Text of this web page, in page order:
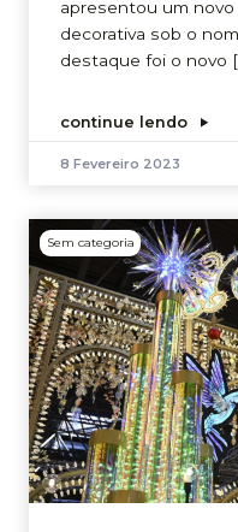
apresentou um
decorativa sob o
destaque foi o novo
continue lendo
8 Fevereiro 2023
Sem categoria